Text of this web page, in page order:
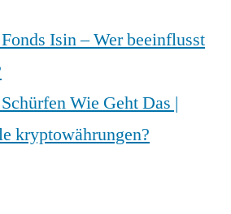
Isin – Wer beeinflusst
Wie Geht Das |
kryptowährungen?